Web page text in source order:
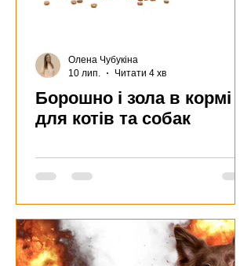
Борошно і зола в кормі
для котів та собак
Олена Чубукіна
10 лип.
Читати 4 хв